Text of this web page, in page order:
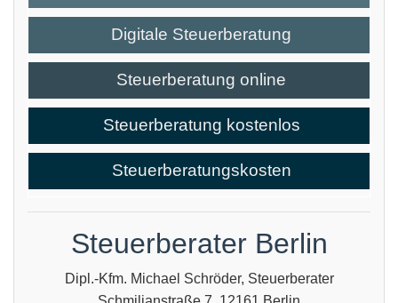
Digitale Steuerberatung
Steuerberatung online
Steuerberatung kostenlos
Steuerberatungskosten
Steuerberater Berlin
Dipl.-Kfm. Michael Schröder, Steuerberater